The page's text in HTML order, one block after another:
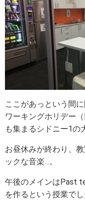
ここがあっという間に
ワーキングホリデー
も集まるシドニー1の
お昼休みが終わり、
ックな音楽…。
午後のメインはPast
を作るという授業でし